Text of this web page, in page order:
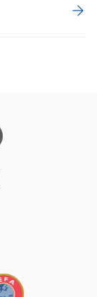
arrow_forward